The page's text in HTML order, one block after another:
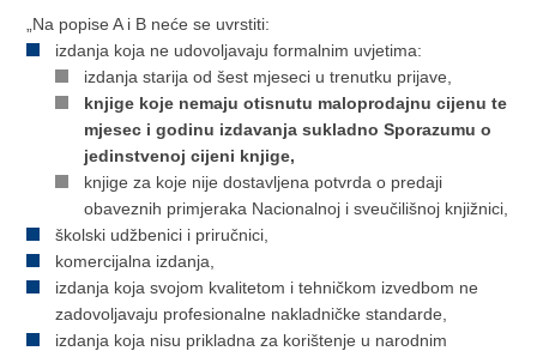
„Na popise A i B neće se uvrstiti:
izdanja koja ne udovoljavaju formalnim uvjetima:
izdanja starija od šest mjeseci u trenutku prijave,
knjige koje nemaju otisnutu maloprodajnu cijenu te
mjesec i godinu izdavanja sukladno Sporazumu o
jedinstvenoj cijeni knjige,
knjige za koje nije dostavljena potvrda o predaji
obaveznih primjeraka Nacionalnoj i sveučilišnoj knjižnici,
školski udžbenici i priručnici,
komercijalna izdanja,
izdanja koja svojom kvalitetom i tehničkom izvedbom ne
zadovoljavaju profesionalne nakladničke standarde,
izdanja koja nisu prikladna za korištenje u narodnim